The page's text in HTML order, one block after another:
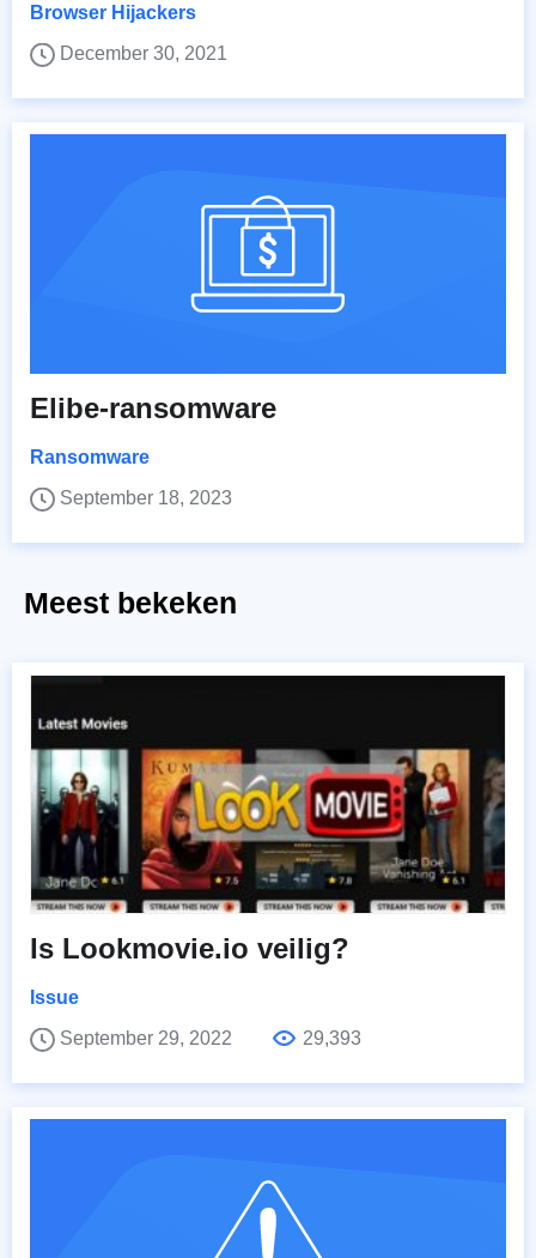
Browser Hijackers
December 30, 2021
Elibe-ransomware
Ransomware
September 18, 2023
Meest bekeken
Is Lookmovie.io veilig?
Issue
September 29, 2022
29,393